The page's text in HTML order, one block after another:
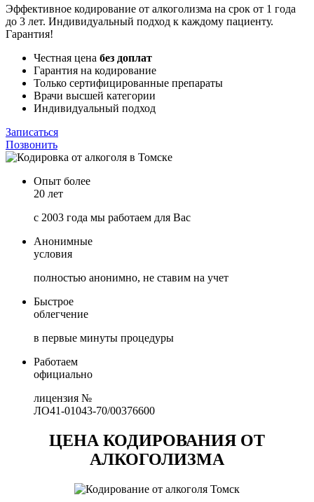
Эффективное кодирование от алкоголизма на срок от 1 года
до 3 лет. Индивидуальный подход к каждому пациенту.
Гарантия!
Честная цена без доплат
Гарантия на кодирование
Только сертифицированные препараты
Врачи высшей категории
Индивидуальный подход
Записаться
Позвонить
Опыт более
20 лет
с 2003 года мы работаем для Вас
Анонимные
условия
полностью анонимно, не ставим на учет
Быстрое
облегчение
в первые минуты процедуры
Работаем
официально
лицензия №
ЛО41-01043-70/00376600
ЦЕНА КОДИРОВАНИЯ ОТ
АЛКОГОЛИЗМА